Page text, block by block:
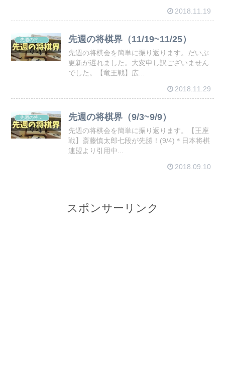
2018.11.19
先週の将棋界（11/19~11/25）
先週の将棋会を簡単に振り返ります。だいぶ
更新が遅れました。大変申し訳ございません
でした。【竜王戦】広...
2018.11.29
先週の将棋界（9/3~9/9）
先週の将棋会を簡単に振り返ります。【王座
戦】斎藤慎太郎七段が先勝！(9/4)＊日本将棋
連盟より引用中...
2018.09.10
スポンサーリンク